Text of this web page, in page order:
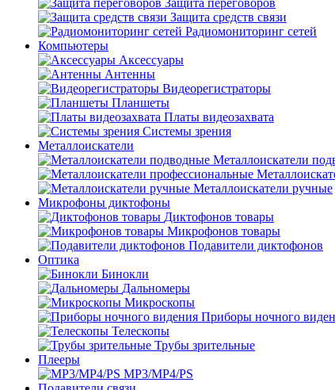
Защита переговоров
Защита средств связи
Радиомониторинг сетей
Компьютеры
Аксессуары
Антенны
Видеорегистраторы
Планшеты
Платы видеозахвата
Системы зрения
Металлоискатели
Металлоискатели
Металлоискатели ручные
Микрофоны диктофоны
Диктофонов товары
Микрофонов товары
Подавители диктофонов
Оптика
Бинокли
Дальномеры
Микроскопы
Приборы ночного
Телескопы
Трубы зрительные
Плееры
MP3/MP4/PS